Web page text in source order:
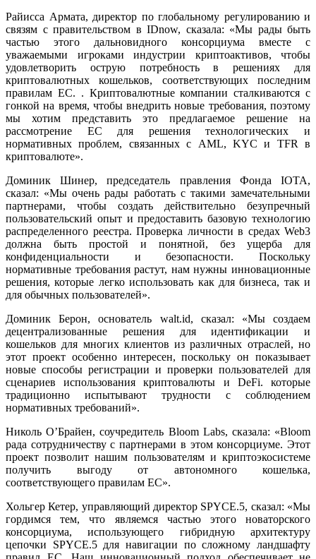
Райисса Армата, директор по глобальному регулированию и
связям с правительством в IDnow, сказала: «Мы рады быть
частью этого дальновидного консорциума вместе с
уважаемыми игроками индустрии криптоактивов, чтобы
удовлетворить острую потребность в решениях для
криптовалютных кошельков, соответствующих последним
правилам ЕС. . Криптовалютные компании сталкиваются с
гонкой на время, чтобы внедрить новые требования, поэтому
мы хотим представить это предлагаемое решение на
рассмотрение ЕС для решения технологических и
нормативных проблем, связанных с AML, KYC и TFR в
криптовалюте».
Доминик Шинер, председатель правления Фонда IOTA,
сказал: «Мы очень рады работать с такими замечательными
партнерами, чтобы создать действительно безупречный
пользовательский опыт и предоставить базовую технологию
распределенного реестра. Проверка личности в средах Web3
должна быть простой и понятной, без ущерба для
конфиденциальности и безопасности. Поскольку
нормативные требования растут, нам нужны инновационные
решения, которые легко использовать как для бизнеса, так и
для обычных пользователей».
Доминик Берон, основатель walt.id, сказал: «Мы создаем
децентрализованные решения для идентификации и
кошельков для многих клиентов из различных отраслей, но
этот проект особенно интересен, поскольку он показывает
новые способы регистрации и проверки пользователей для
сценариев использования криптовалюты и DeFi. которые
традиционно испытывают трудности с соблюдением
нормативных требований».
Николь О’Брайен, соучредитель Bloom Labs, сказала: «Bloom
рада сотрудничеству с партнерами в этом консорциуме. Этот
проект позволит нашим пользователям и криптоэкосистеме
получить выгоду от автономного кошелька,
соответствующего правилам ЕС».
Хольгер Кетер, управляющий директор SPYCE.5, сказал: «Мы
гордимся тем, что являемся частью этого новаторского
консорциума, использующего гибридную архитектуру
цепочки SPYCE.5 для навигации по сложному ландшафту